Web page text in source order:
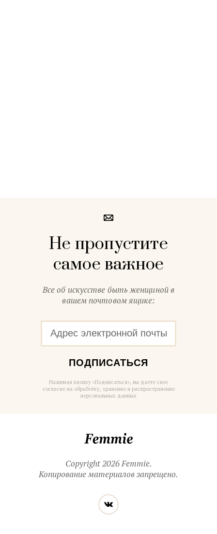
Не пропустите
самое важное
Все об искусстве быть женщиной в
вашем почтовом ящике:
ПОДПИСАТЬСЯ
Нажимая кнопку «Подписаться», вы даете свое
согласие на обработку, хранение и распространение
персональных данных
Copyright 2026 Femmie.
Копирование материалов запрещено.
Читайте
нас
в социальных